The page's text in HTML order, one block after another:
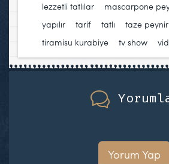
lezzetli tatlılar
mascarpone
yapılır
tarif tatlı taze peynir
tiramisu kurabiye
tv show
Yorum Yap